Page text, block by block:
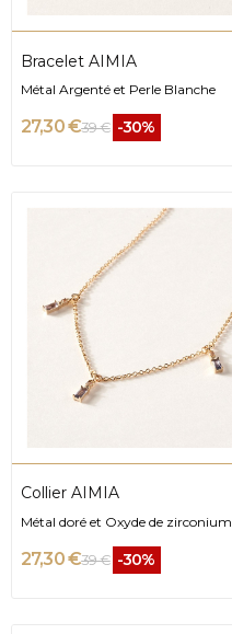
Bracelet AIMIA
Métal Argenté et Perle Blanche
27,30 €39 € -30%
Collier AIMIA
Métal doré et Oxyde de zirconium
27,30 €39 € -30%